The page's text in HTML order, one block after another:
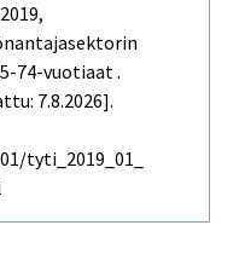
2019,
74-vuotiaat .
7.8.2026].
tyti_2019_01_